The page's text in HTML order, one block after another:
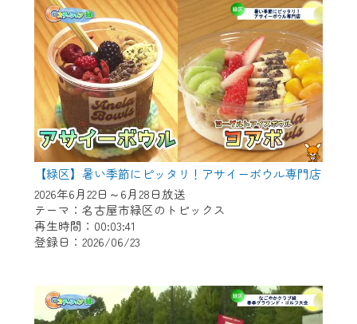
【緑区】暑い季節にピッタリ！アサイーボウル専門店
2026年6月22日～6月28日放送
テーマ：名古屋市緑区のトピックス
再生時間：00:03:41
登録日：2026/06/23
作業の間は、CCNetWebTVの画面が「メン
テナンス中」になり、ご利用いただけませ
ん。
ご不便をおかけいたしますが、ご了承の程
よろしくお願いいたします。